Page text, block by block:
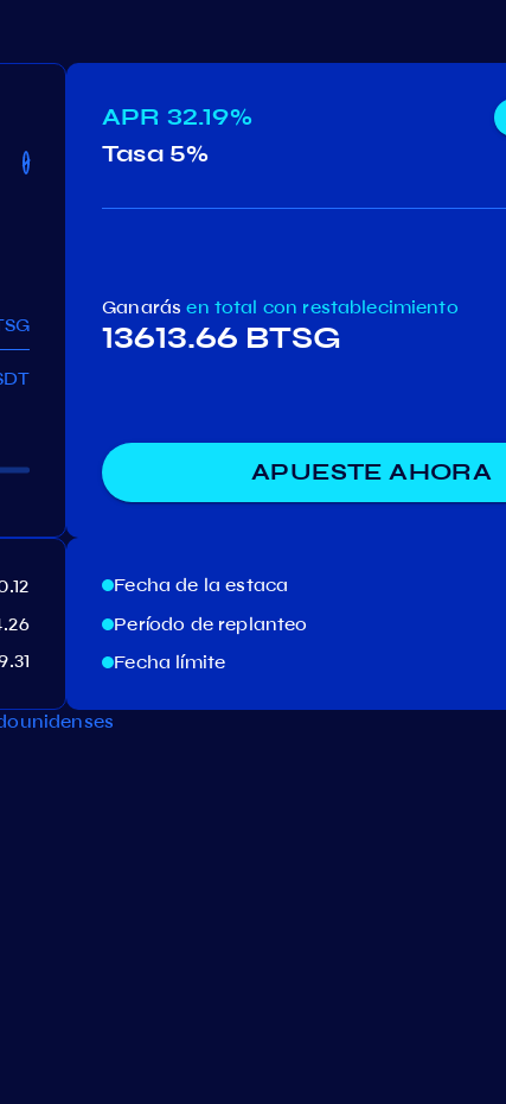
Rizon
APR 32.19%
Tasa5%
Ganarás en total con restablecimiento
13613.66 BTSG
APUESTE AHORA
Fecha de la estaca
Período de replanteo
Fecha límite